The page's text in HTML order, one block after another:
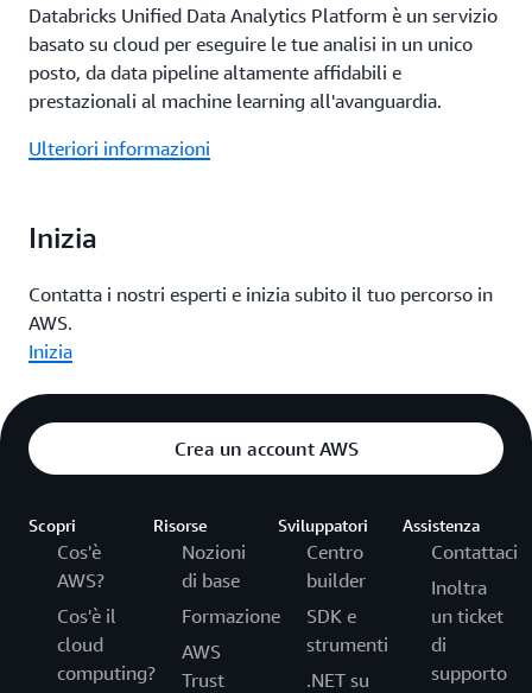
Databricks Unified Data Analytics Platform è un servizio
basato su cloud per eseguire le tue analisi in un unico
posto, da data pipeline altamente affidabili e
prestazionali al machine learning all'avanguardia.
Ulteriori informazioni
Inizia
Contatta i nostri esperti e inizia subito il tuo percorso in
AWS.
Inizia
Crea un account AWS
Scopri
Cos'è
AWS?
Cos'è il
cloud
computing?
Risorse
Nozioni
di base
Formazione
AWS
Trust
Sviluppatori
Centro
builder
SDK e
strumenti
.NET su
Assistenza
Contattaci
Inoltra
un ticket
di
supporto